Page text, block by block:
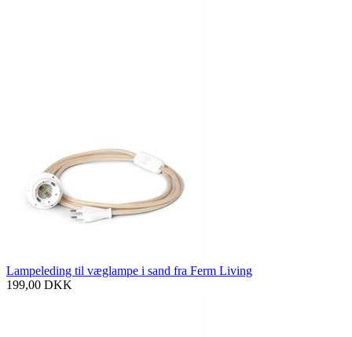
Lampeleding til væglampe i sand fra Ferm Living
199,00 DKK